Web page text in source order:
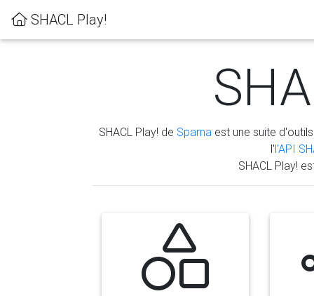
SHACL Play!
SHACL Play! de Sparna est une suite
l'l'API
SHACL Play!